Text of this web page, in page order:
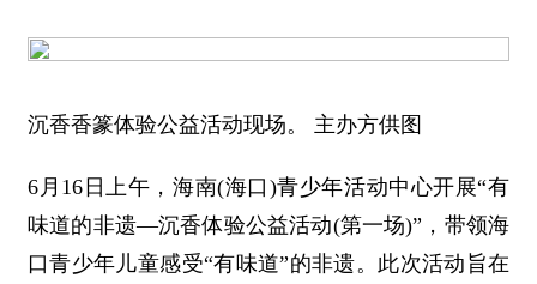
沉香香篆体验公益活动现场。 主办方供图
6月16日上午，海南(海口)青少年活动中心开展“有
味道的非遗—沉香体验公益活动(第一场)”，带领海
口青少年儿童感受“有味道”的非遗。此次活动旨在